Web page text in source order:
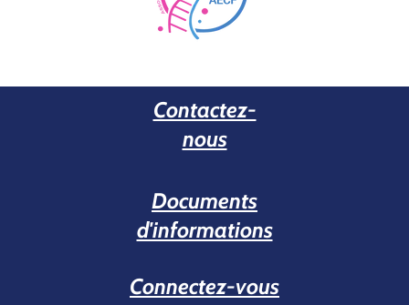
Contactez-
nous
Documents
d'informations
Connectez-vous